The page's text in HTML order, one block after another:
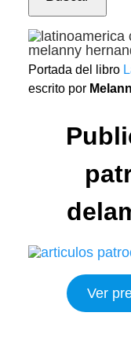
Portada del libro
escrito por
Ver